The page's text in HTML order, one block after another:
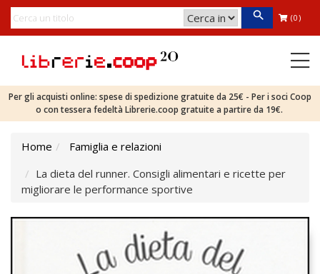
(0)
Per gli acquisti online: spese di spedizione gratuite da 25€ - Per i soci Coop
o con tessera fedeltà Librerie.coop gratuite a partire da 19€.
Home
Famiglia e relazioni
La dieta del runner. Consigli alimentari e ricette per
migliorare le performance sportive